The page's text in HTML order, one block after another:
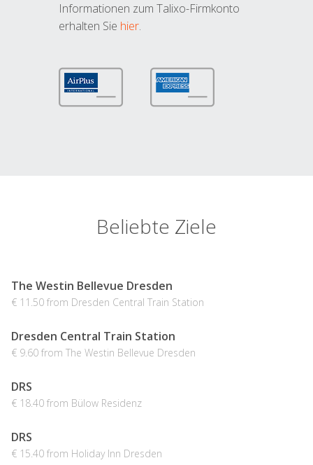
Informationen zum Talixo-Firmkonto
erhalten Sie hier.
Beliebte Ziele
The Westin Bellevue Dresden
€ 11.50 from Dresden Central Train Station
Dresden Central Train Station
€ 9.60 from The Westin Bellevue Dresden
DRS
€ 18.40 from Bülow Residenz
DRS
€ 15.40 from Holiday Inn Dresden